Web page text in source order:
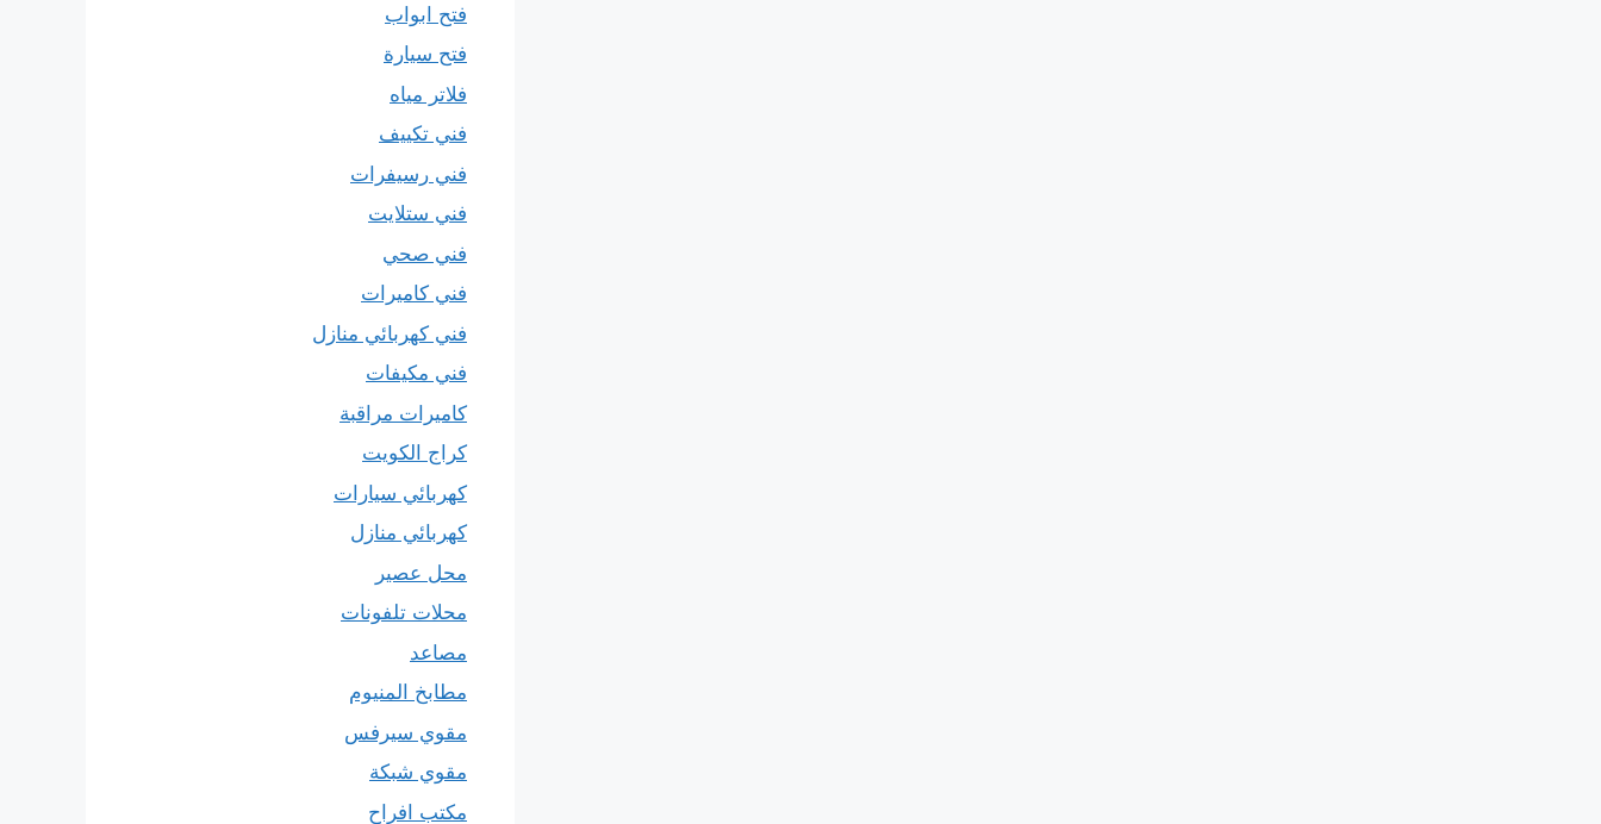
فتح ابواب
فتح سيارة
فلاتر مياه
فني تكييف
فني رسيفرات
فني ستلايت
فني صحي
فني كاميرات
فني كهربائي منازل
فني مكيفات
كاميرات مراقبة
كراج الكويت
كهربائي سيارات
كهربائي منازل
محل عصير
محلات تلفونات
مصاعد
مطابخ المنيوم
مقوي سيرفس
مقوي شبكة
مكتب افراح